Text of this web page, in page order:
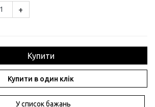
+
Купити
Купити в один клік
У список бажань